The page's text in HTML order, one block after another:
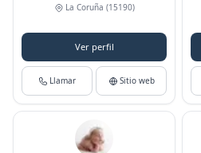
La Coruña (15190)
Ver perfil
Llamar Sitio web